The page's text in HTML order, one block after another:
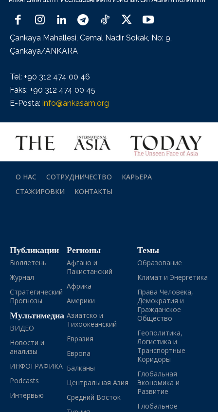
Çankaya Mahallesi, Cemal Nadir Sokak, No: 9,
Çankaya/ANKARA
Tel: +90 312 474 00 46
Faks: +90 312 474 00 45
E-Posta: info@ankasam.org
О НАС СОТРУДНИЧЕСТВО
КАРЬЕРА
СТАЖИРОВКИ
КОНТАКТЫ
Публикации
Бюллетень
Журнал
Стратегический
Прогнозы
Мультимедиа
ВИДЕО
Новости и
анализы
ИНФОГРАФИКА
Podcasts
Интервью
Регионы
Афгано и
Пакистанский
Африка
Америки
Азиатско и
Тихоокеанский
Евразия
Европа
Балканы
Центральная Азия
Средний Восток
Темы
Образование
Климат и Энергетика
Права Человека,
Демократия и
Гражданское
Общество
Геополитика,
Логистика и
Транспортные
Коридоры
Глобальная
Экономика и
Развитие
Глобальное